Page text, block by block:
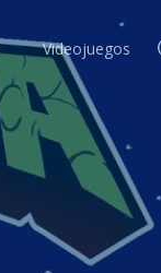
Videojuegos